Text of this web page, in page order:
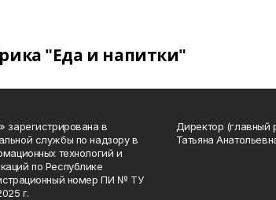
"Еда и напитки"
зарегистрирована в
службы по надзору в
технологий и
по Республике
номер ПИ № ТУ
г.
Директор (главный
Татьяна